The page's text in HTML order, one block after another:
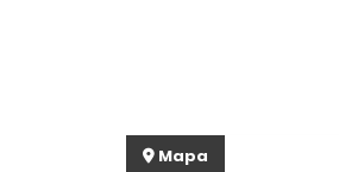
Mapa